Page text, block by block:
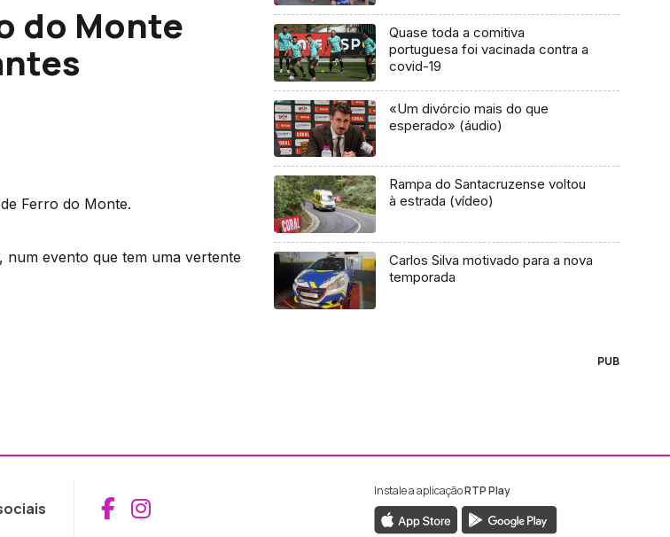
do Monte
Ferro do Monte.
evento que tem uma vertente
Quase toda a comitiva
portuguesa foi vacinada contra a
covid-19
«Um divórcio mais do que
esperado» (áudio)
Rampa do Santacruzense voltou
à estrada (vídeo)
Carlos Silva motivado para a nova
temporada
PUB
Aceder ao Facebook da RTP Madeira
Aceder ao Instagram da RTP Madeira
Instale a aplicaçãoRTP Play